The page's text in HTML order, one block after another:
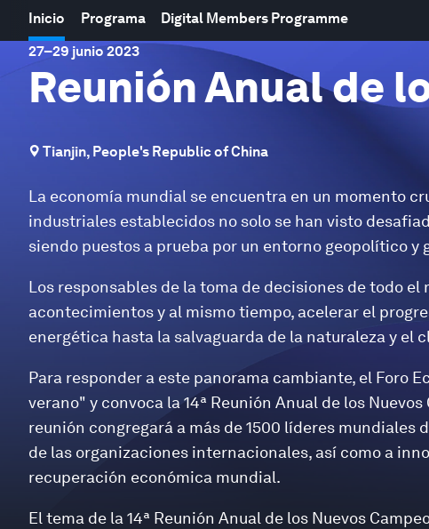
Inicio Programa Digital Members Programme
27–29 junio 2023
Reunión Anual de
Tianjin, People's Republic of China
La economía mundial se encuentra en un momento
industriales establecidos no solo se han visto
siendo puestos a prueba por un entorno geopolítico y
Los responsables de la toma de decisiones de todo
acontecimientos y al mismo tiempo, acelerar el
energética hasta la salvaguarda de la naturaleza y el
Para responder a este panorama cambiante, el Foro
verano" y convoca la 14ª Reunión Anual de los
reunión congregará a más de 1500 líderes
de las organizaciones internacionales, así como a
recuperación económica mundial.
El tema de la 14ª Reunión Anual de los Nuevos